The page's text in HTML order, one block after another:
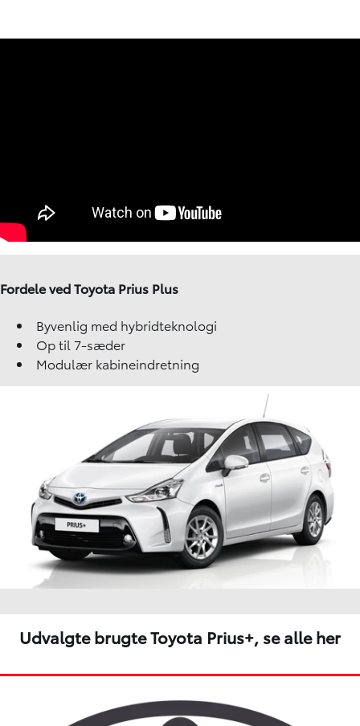
Fordele ved Toyota Prius Plus
Byvenlig med hybridteknologi
Op til 7-sæder
Modulær kabineindretning
Udvalgte brugte Toyota Prius+, se alle her